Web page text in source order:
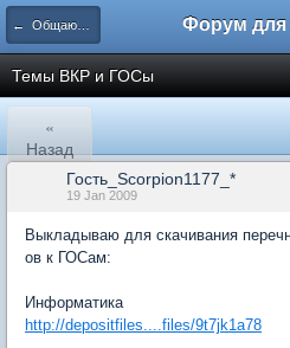
← Общаются информатики
Темы ВКР и ГОСы
«
Назад
Гость_Scorpion1177_*
19 Jan 2009
Выкладываю для скачивания
ов к ГОСам:
Информатика
http://depositfiles....files/9t7jk1a78